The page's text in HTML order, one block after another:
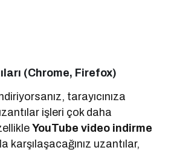
(Chrome, Firefox)
tarayıcınıza
işleri çok daha
YouTube video indirme
karşılaşacağınız uzantılar,